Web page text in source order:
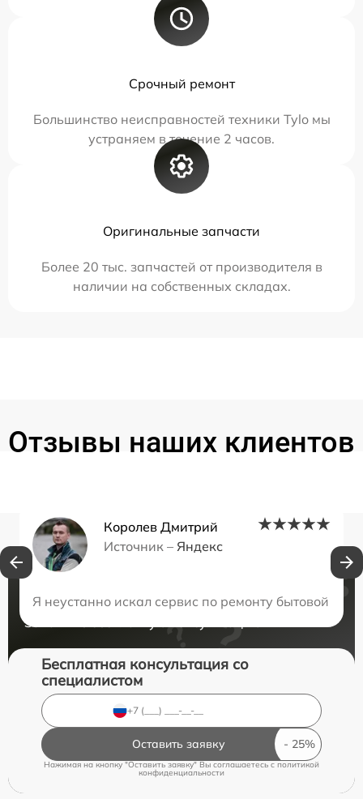
Срочный ремонт
Большинство неисправностей техники Tylo мы
устраняем в течение 2 часов.
Оригинальные запчасти
Более 20 тыс. запчастей от производителя в
наличии на собственных складах.
Отзывы наших клиентов
Королев Дмитрий
Источник – Яндекс
Я неустанно искал сервис по ремонту бытовой
Нужна консультация?
Закажите бесплатную консультацию
Бесплатная консультация со
специалистом
Оставить заявку
Нажимая на кнопку "Оставить заявку" Вы соглашаетесь cполитикой
конфиденциальности